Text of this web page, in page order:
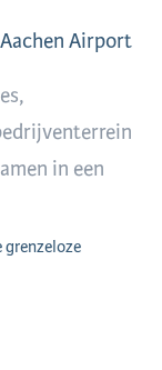
Airport
in een
grenzeloze